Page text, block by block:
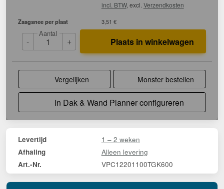
incl. BTW, excl. Verzendkosten
Zaagsnee per plaat 3,51 €
-
Aantal
+ Plaats in winkelwagen
Vergelijken Monster bestellen
In Dak & Wand Planner configureren
Levertijd 1 – 2 weken
Afhaling Alleen levering
Art.-Nr. VPC12201100TGK600